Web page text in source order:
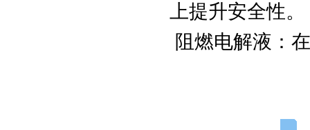
上提升安全性。
阻燃电解液：